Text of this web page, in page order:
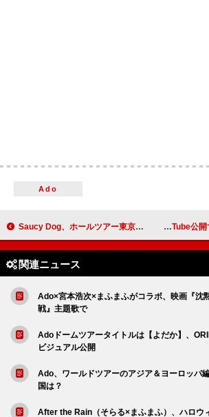
Ado
Saucy Dog、ホールツアー東京公演のライブレポートが到着 「あなたの心の容量を広げられるようなバンドでありたい」 Aぇ! group、アリーナツアー
関連ニュース
Ado×宮本浩次×まふまふがコラボ、映画『沈
戦』主題歌で
Adoドームツアータイトルは【よだか】、
ビジュアル公開
Ado、ワールドツアーのアジア＆ヨーロッパ
国は？
After the Rain（そらる×まふまふ）、ハロウ